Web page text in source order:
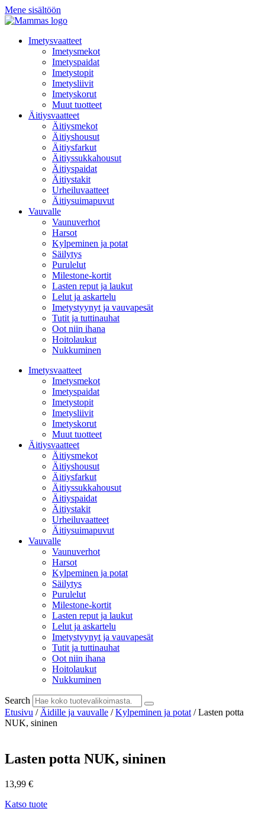
Mene sisältöön
Imetysvaatteet
Imetysmekot
Imetyspaidat
Imetystopit
Imetysliivit
Imetyskorut
Muut tuotteet
Äitiysvaatteet
Äitiysmekot
Äitiyshousut
Äitiysfarkut
Äitiyssukkahousut
Äitiyspaidat
Äitiystakit
Urheiluvaatteet
Äitiysuimapuvut
Vauvalle
Vaunuverhot
Harsot
Kylpeminen ja potat
Säilytys
Purulelut
Milestone-kortit
Lasten reput ja laukut
Lelut ja askartelu
Imetystyynyt ja vauvapesät
Tutit ja tuttinauhat
Oot niin ihana
Hoitolaukut
Nukkuminen
Imetysvaatteet
Imetysmekot
Imetyspaidat
Imetystopit
Imetysliivit
Imetyskorut
Muut tuotteet
Äitiysvaatteet
Äitiysmekot
Äitiyshousut
Äitiysfarkut
Äitiyssukkahousut
Äitiyspaidat
Äitiystakit
Urheiluvaatteet
Äitiysuimapuvut
Vauvalle
Vaunuverhot
Harsot
Kylpeminen ja potat
Säilytys
Purulelut
Milestone-kortit
Lasten reput ja laukut
Lelut ja askartelu
Imetystyynyt ja vauvapesät
Tutit ja tuttinauhat
Oot niin ihana
Hoitolaukut
Nukkuminen
Search
Etusivu / Äidille ja vauvalle /Kylpeminen ja potat / Lasten potta
NUK, sininen
Lasten potta NUK, sininen
13,99 €
Katso tuote